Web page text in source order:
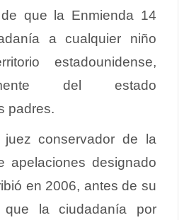
que la Enmienda 14
a cualquier niño
estadounidense,
del estado
padres.
conservador de la
apelaciones designado
en 2006, antes de su
que la ciudadanía por